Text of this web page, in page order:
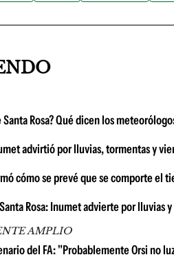
Rosa? Qué dicen los
advirtió por lluvias, tormentas y
cómo se prevé que se comporte el
Rosa: Inumet advierte por lluvias
AMPLIO
del FA: "Probablemente Orsi no